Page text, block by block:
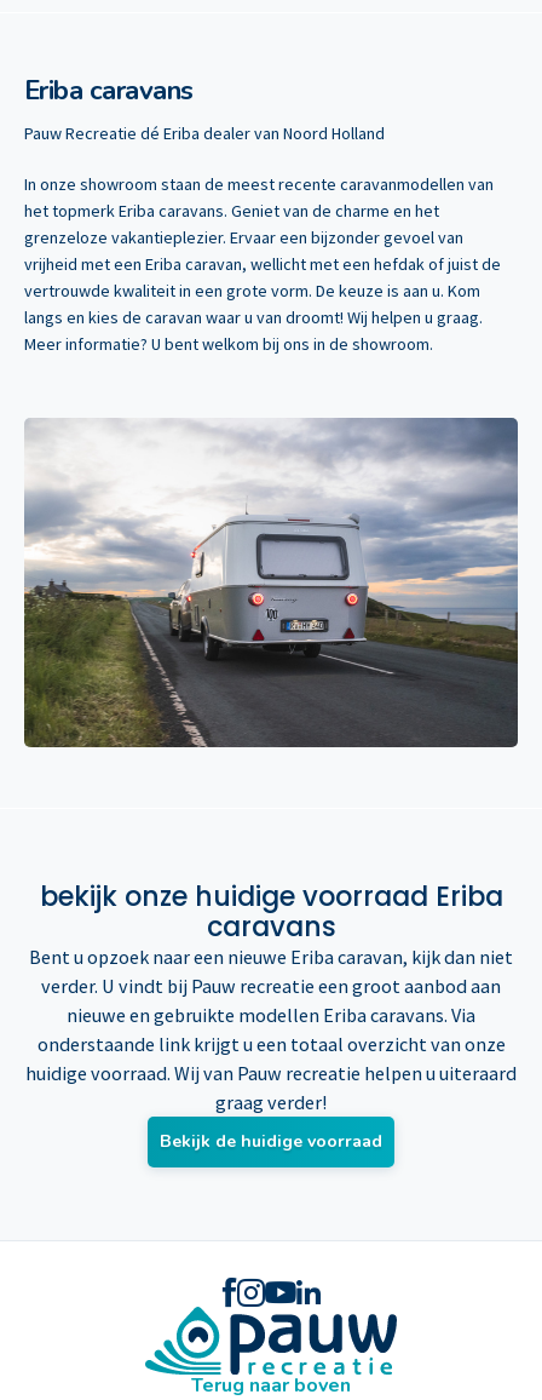
Eriba caravans
Pauw Recreatie dé Eriba dealer van Noord Holland
In onze showroom staan de meest recente caravanmodellen van
het topmerk Eriba caravans. Geniet van de charme en het
grenzeloze vakantieplezier. Ervaar een bijzonder gevoel van
vrijheid met een Eriba caravan, wellicht met een hefdak of juist de
vertrouwde kwaliteit in een grote vorm. De keuze is aan u. Kom
langs en kies de caravan waar u van droomt! Wij helpen u graag.
Meer informatie? U bent welkom bij ons in de showroom.
bekijk onze huidige voorraad Eriba
caravans
Bent u opzoek naar een nieuwe Eriba caravan, kijk dan niet
verder. U vindt bij Pauw recreatie een groot aanbod aan
nieuwe en gebruikte modellen Eriba caravans. Via
onderstaande link krijgt u een totaal overzicht van onze
huidige voorraad. Wij van Pauw recreatie helpen u uiteraard
graag verder!
Bekijk de huidige voorraad
Terug naar boven